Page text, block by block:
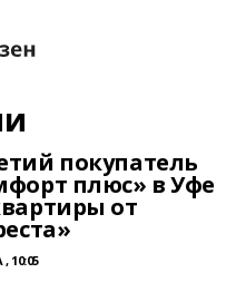
покупатель
плюс» в Уфе
от
10:05